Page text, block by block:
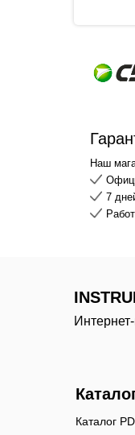
Наш
7
Каталог